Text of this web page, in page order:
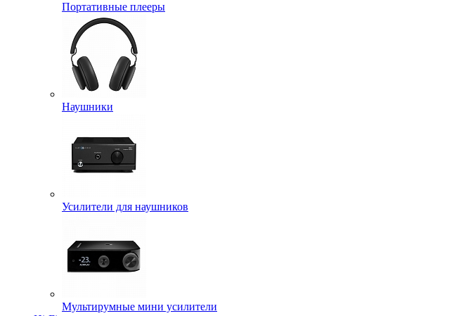
Портативные плееры
Наушники
Усилители для наушников
Мультирумные мини усилители